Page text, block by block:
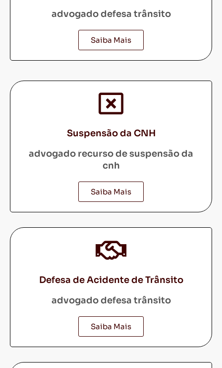
advogado defesa trânsito
Saiba Mais
Suspensão da CNH
advogado recurso de suspensão da
cnh
Saiba Mais
Defesa de Acidente de Trânsito
advogado defesa trânsito
Saiba Mais